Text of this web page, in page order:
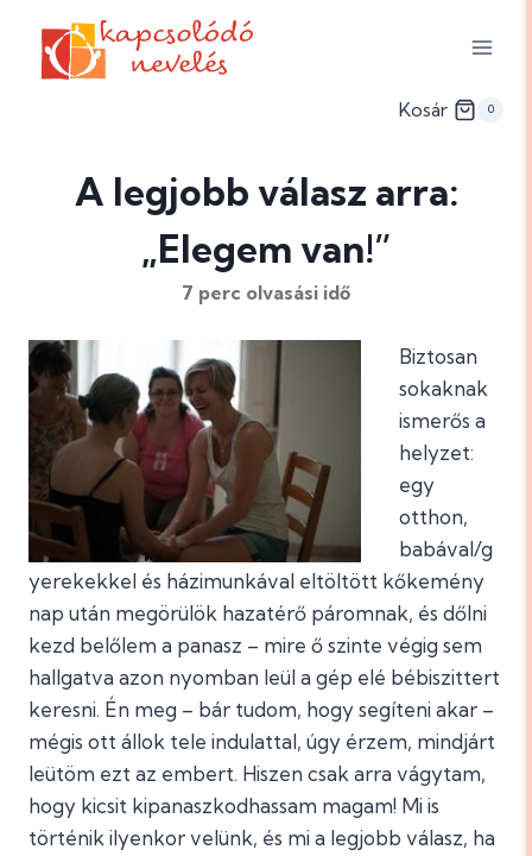
content
Kosár 0
A legjobb válasz arra:
„Elegem van!”
7 perc olvasási idő
Biztosan
sokaknak
ismerős a
helyzet:
egy
otthon,
babával/g
yerekekkel és házimunkával eltöltött kőkemény
nap után megörülök hazatérő páromnak, és dőlni
kezd belőlem a panasz – mire ő szinte végig sem
hallgatva azon nyomban leül a gép elé bébiszittert
keresni. Én meg – bár tudom, hogy segíteni akar –
mégis ott állok tele indulattal, úgy érzem, mindjárt
leütöm ezt az embert. Hiszen csak arra vágytam,
hogy kicsit kipanaszkodhassam magam! Mi is
történik ilyenkor velünk, és mi a legjobb válasz, ha